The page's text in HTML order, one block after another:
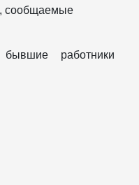
сообщаемые
работники